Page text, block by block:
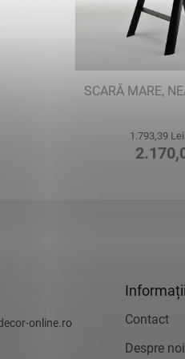
SCARĂ MARE,
1.793,39
online.ro
Contact
Despre noi